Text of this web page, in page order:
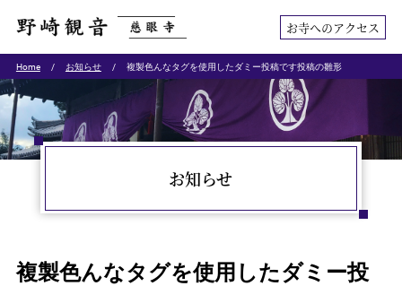
お寺へのアクセス
Home お知らせ 複製色んなタグを使用したダミー投稿です投稿の雛形
お知らせ
複製色んなタグを使用したダミー投